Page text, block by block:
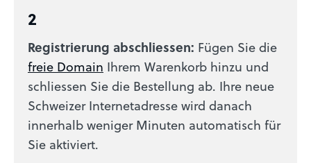
2
Registrierung abschliessen: Fügen Sie die
freie Domain Ihrem Warenkorb hinzu und
schliessen Sie die Bestellung ab. Ihre neue
Schweizer Internetadresse wird danach
innerhalb weniger Minuten automatisch für
Sie aktiviert.